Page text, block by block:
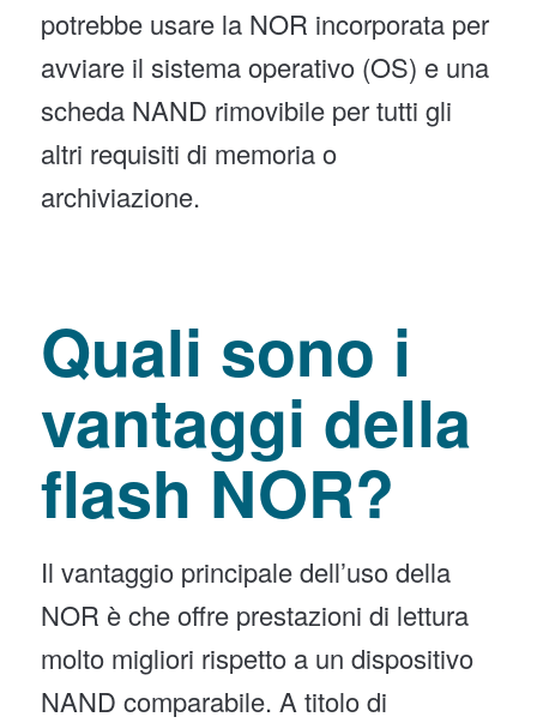
potrebbe usare la NOR incorporata per
avviare il sistema operativo (OS) e una
scheda NAND rimovibile per tutti gli
altri requisiti di memoria o
archiviazione.
Quali sono i
vantaggi della
flash NOR?
Il vantaggio principale dell’uso della
NOR è che offre prestazioni di lettura
molto migliori rispetto a un dispositivo
NAND comparabile. A titolo di